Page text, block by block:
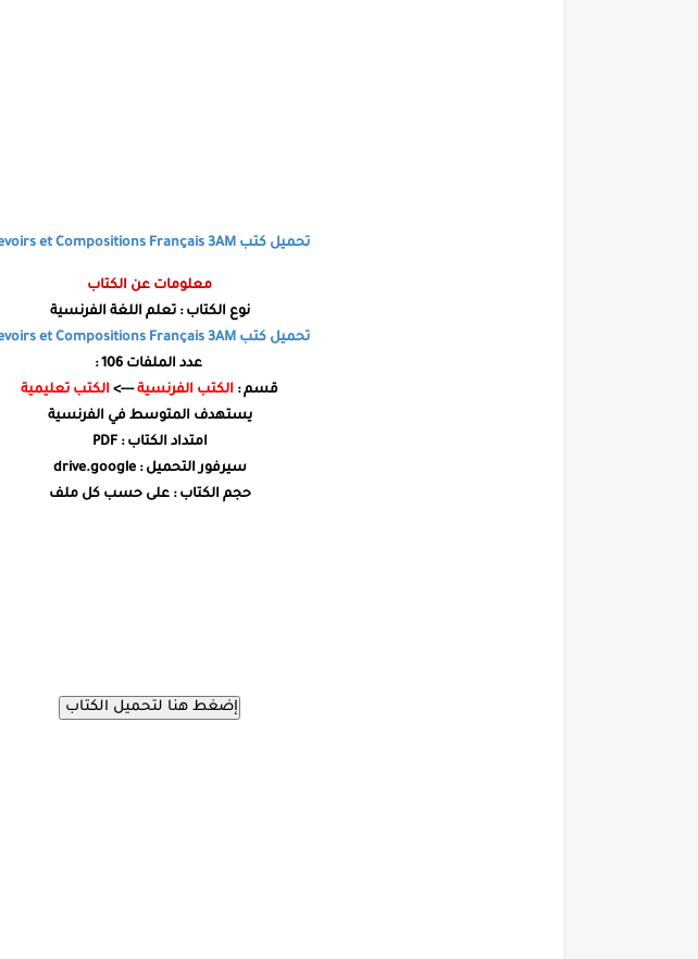
تحميل كتب Devoirs et Compositions Français 3AM
معلومات عن الكتاب
نوع الكتاب : تعلم اللغة الفرنسية
تحميل كتبet Compositions Français 3AM
عدد الملفات 106 :
قسم : الكتب الفرنسية---> الكتب تعليمية
يستهدف المتوسط في الفرنسية
امتداد الكتاب : PDF
سيرفور التحميل : drive.google
حجم الكتاب :على حسب كل ملف